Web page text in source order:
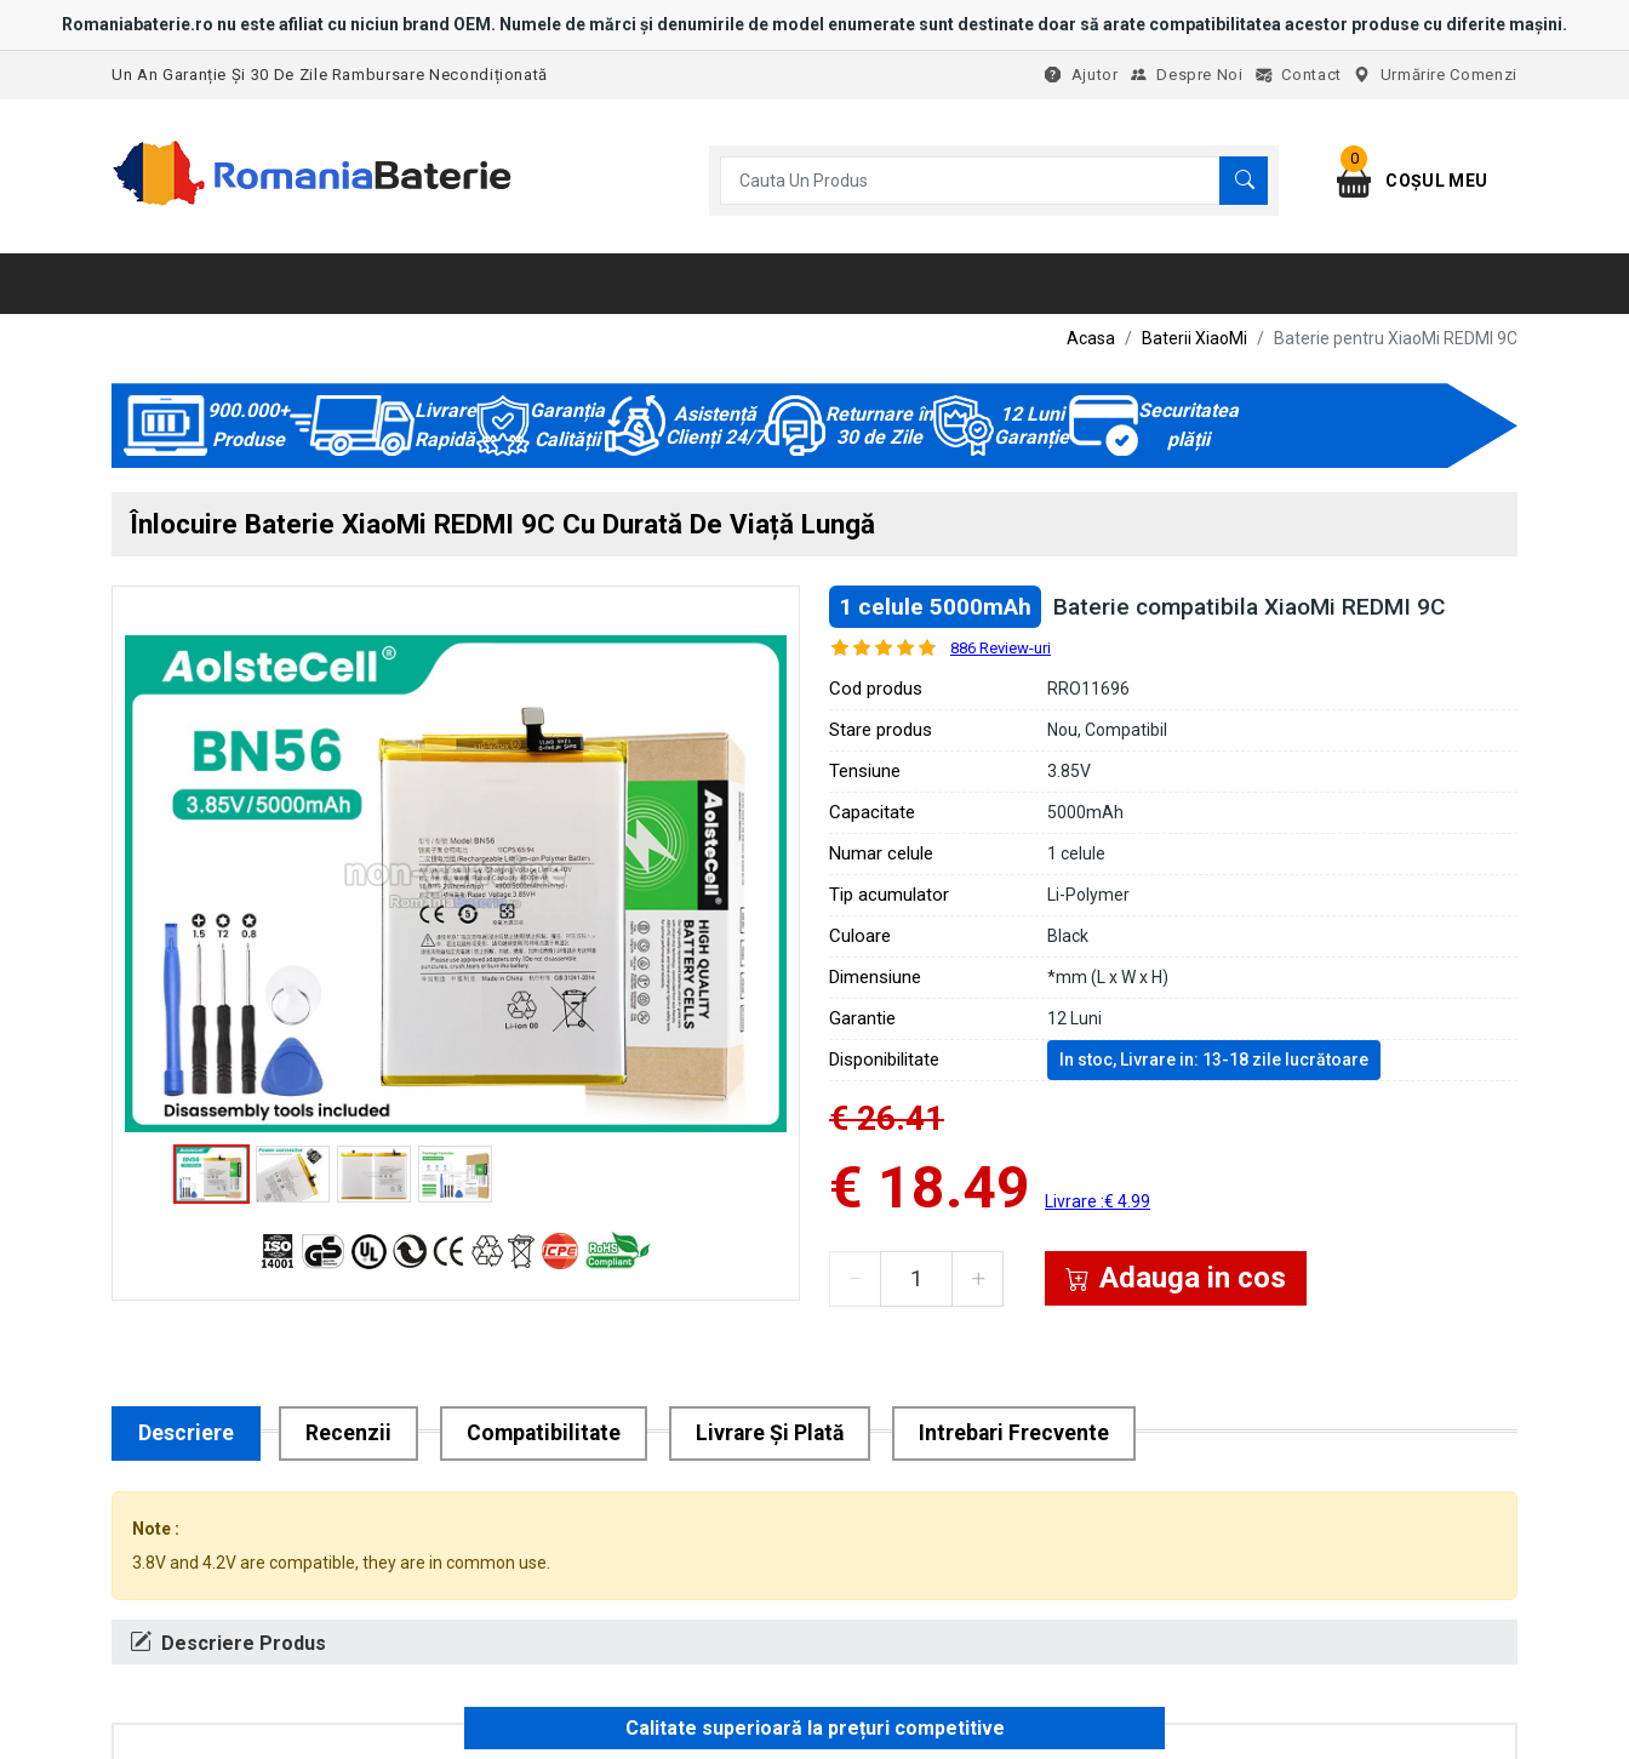
Romaniabaterie.ro nu este afiliat cu niciun brand OEM. Numele de mărci și denumirile de model enumerate sunt destinate doar să arate compatibilitatea acestor produse cu diferite mașini.
Un An Garanție Și 30 De Zile Rambursare Necondiționată Urmărire Comenzi
Contact
Despre Noi
Ajutor
0
COȘUL MEU
Acasa Baterii XiaoMi Baterie pentru XiaoMi REDMI 9C
900.000+
Produse
Livrare
Rapidă
Garanția
Calității
Asistență
Clienți 24/7
Returnare în
30 de Zile
12 Luni
Garanție
Securitatea
plății
Înlocuire Baterie XiaoMi REDMI 9C Cu Durată De Viață Lungă
1 celule 5000mAh Baterie compatibila XiaoMi REDMI 9C
886 Review-uri
Cod produs RRO11696
Stare produs Nou, Compatibil
Tensiune 3.85V
Capacitate 5000mAh
Numar celule 1 celule
Tip acumulator Li-Polymer
Culoare Black
Dimensiune *mm (L x W x H)
Garantie 12 Luni
Disponibilitate In stoc, Livrare in: 13-18 zile lucrătoare
€ 26.41
€ 18.49 Livrare :€ 4.99
Adauga in cos
Descriere Recenzii Compatibilitate Livrare Și Plată Intrebari Frecvente
Note :
3.8V and 4.2V are compatible, they are in common use.
Descriere Produs
Calitate superioară la prețuri competitive